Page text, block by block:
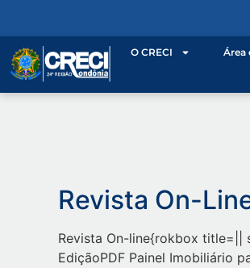
O CRECI Área
Revista On-
Revista On-line{rokbox title=||
EdiçãoPDF Painel Imobiliário